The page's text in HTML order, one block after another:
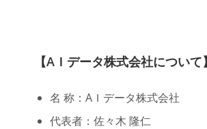
【AＩデータ株式会社につい
名 称：AＩデータ株式会社
代表者：佐々木 隆仁